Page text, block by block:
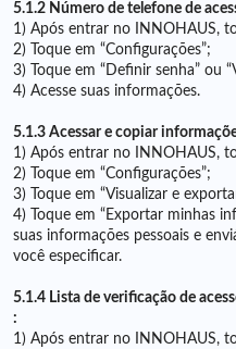
5.1.2 Número de telefone de
1) Após entrar no INNOHAUS,
2) Toque em “Configurações”;
3) Toque em “Definir senha” ou
4) Acesse suas informações.
5.1.3 Acessar e copiar
1) Após entrar no INNOHAUS,
2) Toque em “Configurações”;
3) Toque em “Visualizar e
4) Toque em “Exportar minhas
suas informações pessoais e
você especificar.
5.1.4 Lista de verificação de
:
1) Após entrar no INNOHAUS,